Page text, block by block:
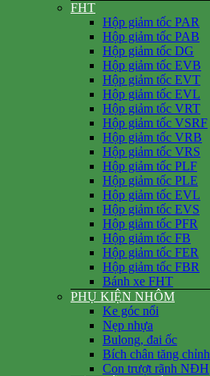
FHT
Hộp giảm tốc PAR
Hộp giảm tốc PAB
Hộp giảm tốc DG
Hộp giảm tốc EVB
Hộp giảm tốc EVT
Hộp giảm tốc EVL
Hộp giảm tốc VRT
Hộp giảm tốc VSRF
Hộp giảm tốc VRB
Hộp giảm tốc VRS
Hộp giảm tốc PLF
Hộp giảm tốc PLE
Hộp giảm tốc EVL
Hộp giảm tốc EVS
Hộp giảm tốc PFR
Hộp giảm tốc FB
Hộp giảm tốc FER
Hộp giảm tốc FBR
Bánh xe FHT
PHỤ KIỆN NHÔM
Ke góc nổi
Nẹp nhựa
Bulong, đai ốc
Bích chân tăng chỉnh
Con trượt rãnh NĐH